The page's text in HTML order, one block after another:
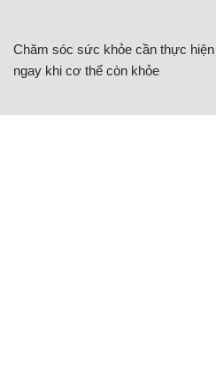
Chăm sóc sức khỏe cần thực hiện
ngay khi cơ thể còn khỏe